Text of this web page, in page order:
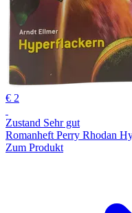
€ 2
Zustand Sehr gut
Romanheft Perry Rhodan
Zum Produkt